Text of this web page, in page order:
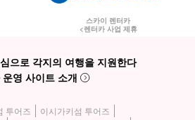
스카이 렌터카
<렌터카 사업 제휴
으로 각지의 여행을 지원한다
운영 사이트 소개
투어즈
이시가키섬 투어즈